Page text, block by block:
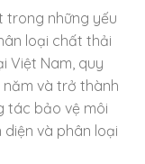
trong những yếu
loại chất thải
Việt Nam, quy
và trở thành
tác bảo vệ môi
và phân loại